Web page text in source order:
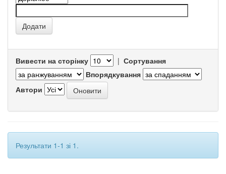
Вивести на сторінку | Сортування
Впорядкування
Автори
Результати 1-1 зі 1.